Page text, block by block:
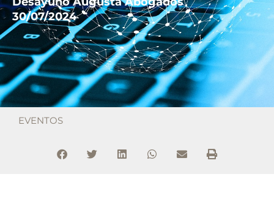
30/07/2024
EVENTOS